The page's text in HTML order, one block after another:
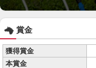
賞金
獲得賞金
本賞金